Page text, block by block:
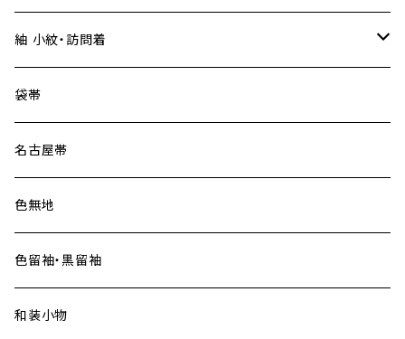
紬 小紋・訪問着
大島紬
袋帯
名古屋帯
色無地
色留袖・黒留袖
和装小物